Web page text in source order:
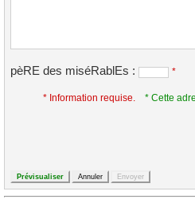
pèRE des miséRablEs : *
* Information requise.
* Cette